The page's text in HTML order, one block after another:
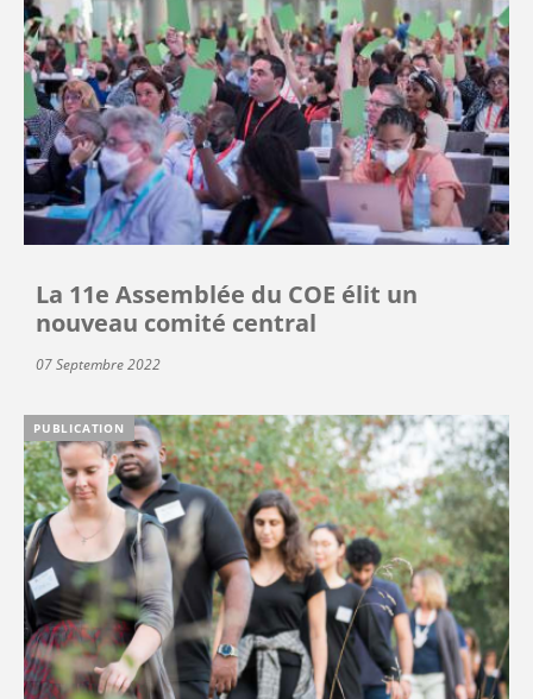
La 11e Assemblée du COE élit un
nouveau comité central
07 Septembre 2022
PUBLICATION